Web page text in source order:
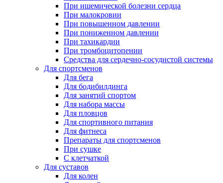
При ишемической болезни сердца
При малокровии
При повышенном давлении
При пониженном давлении
При тахикардии
При тромбоцитопении
Средства для сердечно-сосудистой системы
Для спортсменов
Для бега
Для бодибилдинга
Для занятий спортом
Для набора массы
Для пловцов
Для спортивного питания
Для фитнеса
Препараты для спортсменов
При сушке
С клетчаткой
Для суставов
Для колен